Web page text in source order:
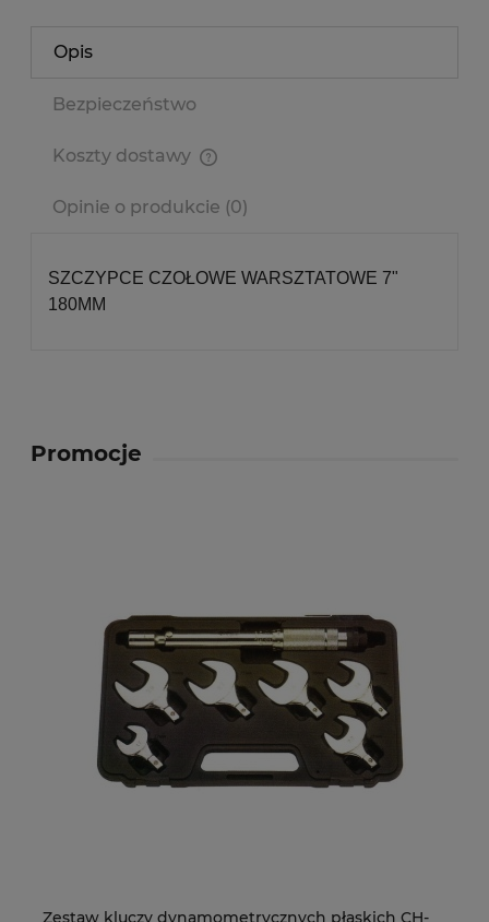
Opis
Bezpieczeństwo
Koszty dostawy
Opinie o produkcie (0)
SZCZYPCE CZOŁOWE WARSZTATOWE 7"
180MM
Promocje
Zestaw kluczy dynamometrycznych płaskich CH-